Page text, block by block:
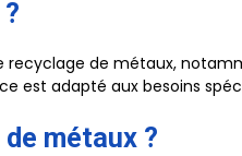
de métaux,
est adapté aux besoins
métaux ?